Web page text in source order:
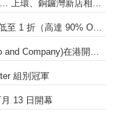
韓式燒肉「火桶（Hwa Tong）」正式進軍港島… 上環、銅鑼灣新店相繼開幕
尖沙咀名牌 Outlets J.OUTLET 限時震撼優惠 低至 1 折（高達 90% OFF）
【K-芭蕾風靡世界】정발레스튜디오(JB Studio and Company)在港開幕 引進韓國精英芭蕾教育系統
組別冠軍
13 日開幕